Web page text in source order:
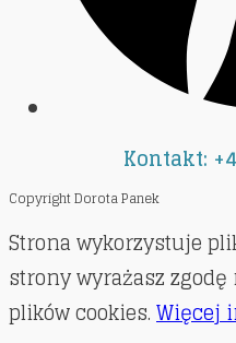
Kontakt:
Copyright Dorota Panek
Strona wykorzystuje
strony wyrażasz
plików cookies.Więcej